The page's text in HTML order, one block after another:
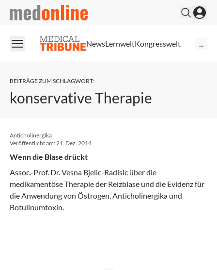
medonline
NewsLernweltKongresswelt
BEITRÄGE ZUM SCHLAGWORT:
konservative Therapie
Anticholinergika
Veröffentlicht am:21. Dez. 2014
Wenn die Blase drückt
Assoc.-Prof. Dr. Vesna Bjelic-Radisic über die
medikamentöse Therapie der Reizblase und die Evidenz für
die Anwendung von Östrogen, Anticholinergika und
Botulinumtoxin.